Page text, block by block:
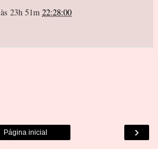
às 23h 51m 22:28:00
›
Página inicial